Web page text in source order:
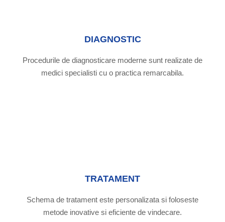
DIAGNOSTIC
Procedurile de diagnosticare moderne sunt realizate de
medici specialisti cu o practica remarcabila.
TRATAMENT
Schema de tratament este personalizata si foloseste
metode inovative si eficiente de vindecare.